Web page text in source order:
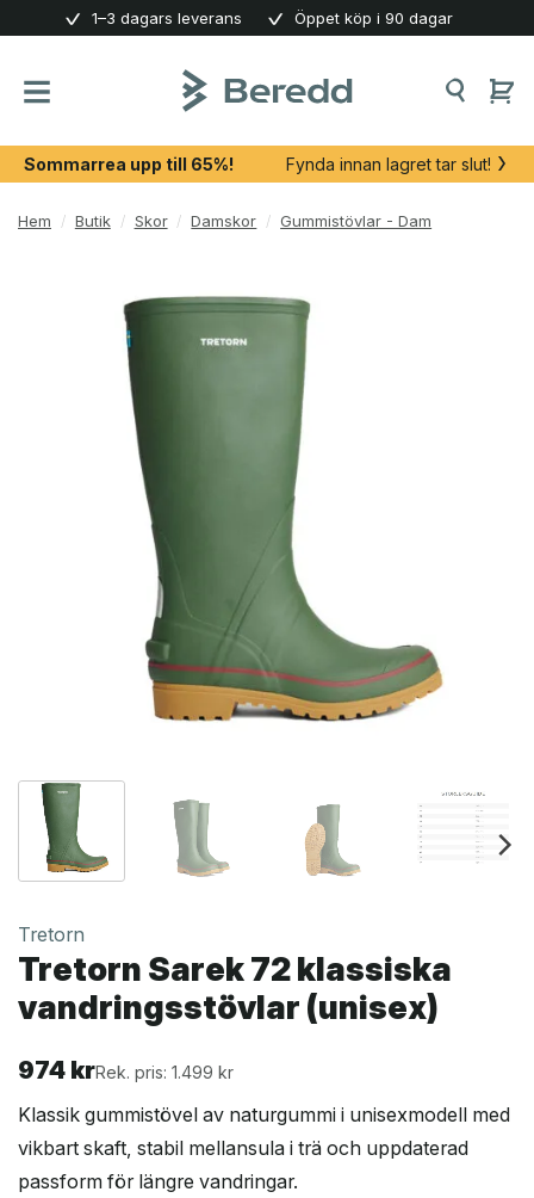
content
1–3 dagars leverans Öppet köp i 90 dagar
Sommarrea upp till 65%! Fynda innan lagret tar slut!
Hem / Butik / Skor / Damskor / Gummistövlar - Dam
Tretorn
Tretorn Sarek 72 klassiska
vandringsstövlar (unisex)
974 krRek. pris: 1.499 kr
Klassik gummistövel av naturgummi i unisexmodell med
vikbart skaft, stabil mellansula i trä och uppdaterad
passform för längre vandringar.